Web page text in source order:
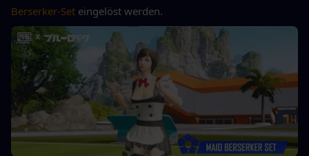
Berserker-Set eingelöst werden.